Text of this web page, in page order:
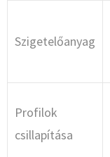
Szigetelőanyag
Profilok
csillapítása